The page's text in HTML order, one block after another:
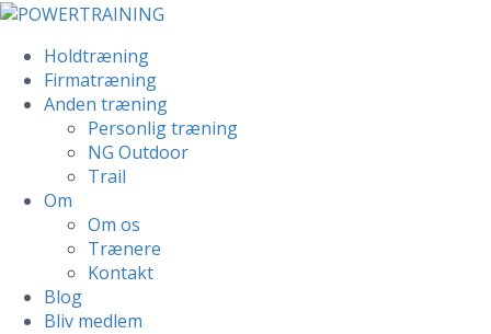
Holdtræning
Firmatræning
Anden træning
Personlig træning
NG Outdoor
Trail
Om
Om os
Trænere
Kontakt
Blog
Bliv medlem